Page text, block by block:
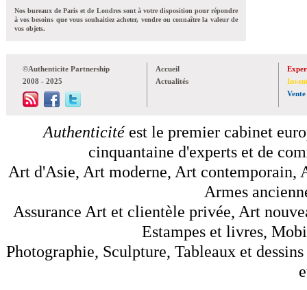
Nos bureaux de Paris et de Londres sont à votre disposition pour répondre
à vos besoins que vous souhaitiez acheter, vendre ou connaître la valeur de
vos objets.
©Authenticite Partnership
2008 - 2025
Accueil
Actualités
Vente
Authenticitéest le premier cabinet
cinquantaine d'experts et de
Art d'Asie, Art moderne, Art contemporain,
Armes
Assurance Art et clientèle privée, Art
Estampes et livres,
Photographie, Sculpture, Tableaux et